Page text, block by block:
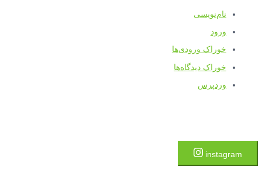
نام‌نویسی
ورود
خوراک ورودی‌ها
خوراک دیدگاه‌ها
وردپرس
instagram